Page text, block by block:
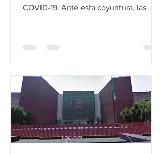
COVID-19. Ante esta coyuntura, las